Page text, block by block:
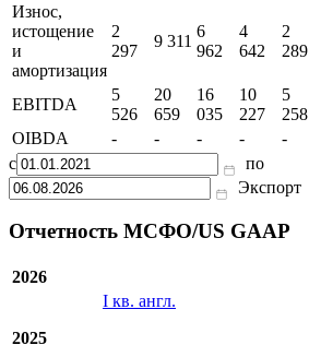
Износ,
истощение
и
амортизация
2
297
9 311
6
962
4
642
2
289
EBITDA
5
526
20
659
16
035
10
227
5
258
OIBDA
- - - - -
с
по
Экспорт
Отчетность МСФО/US GAAP
2026
I кв. англ.
2025